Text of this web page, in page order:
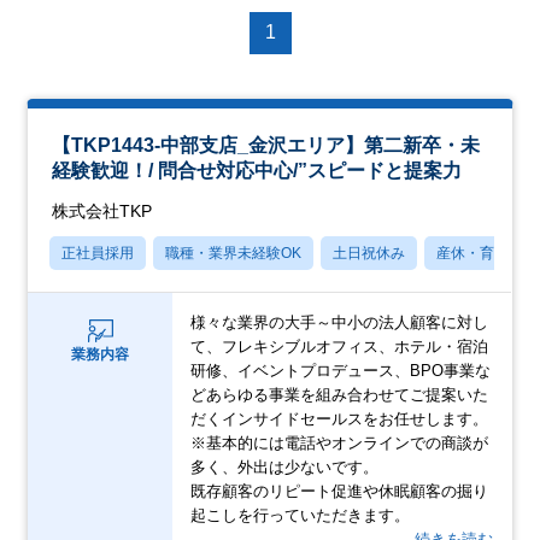
1
【TKP1443-中部支店_金沢エリア】第二新卒・未
経験歓迎！/ 問合せ対応中心/”スピードと提案力
株式会社TKP
正社員採用 職種・業界未経験OK 土日祝休み 産休・育休あり
業務内容
様々な業界の大手～中小の法人顧客に対し
て、フレキシブルオフィス、ホテル・宿泊
研修、イベントプロデュース、BPO事業な
どあらゆる事業を組み合わせてご提案いた
だくインサイドセールスをお任せします。
※基本的には電話やオンラインでの商談が
多く、外出は少ないです。
既存顧客のリピート促進や休眠顧客の掘り
起こしを行っていただきます。